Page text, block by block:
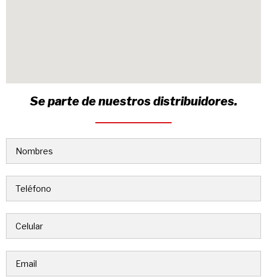
Se parte de nuestros distribuidores.